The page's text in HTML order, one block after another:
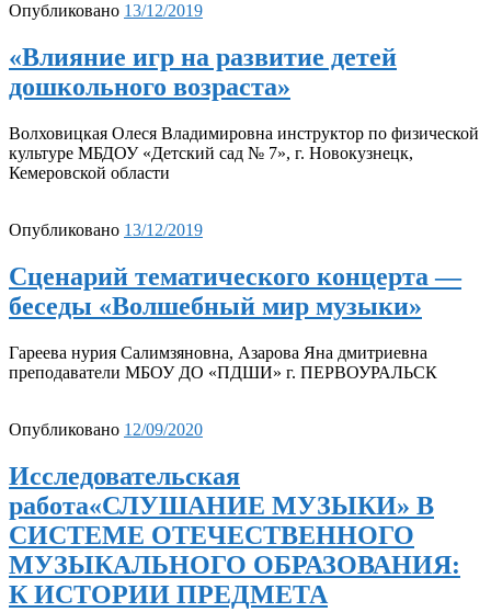
Опубликовано 13/12/2019
«Влияние игр на развитие детей
дошкольного возраста»
Волховицкая Олеся Владимировна инструктор по физической
культуре МБДОУ «Детский сад № 7», г. Новокузнецк,
Кемеровской области
Опубликовано 13/12/2019
Сценарий тематического концерта —
беседы «Волшебный мир музыки»
Гареева нурия Салимзяновна, Азарова Яна дмитриевна
преподаватели МБОУ ДО «ПДШИ» г. ПЕРВОУРАЛЬСК
Опубликовано 12/09/2020
Исследовательская
работа«СЛУШАНИЕ МУЗЫКИ» В
СИСТЕМЕ ОТЕЧЕСТВЕННОГО
МУЗЫКАЛЬНОГО ОБРАЗОВАНИЯ:
К ИСТОРИИ ПРЕДМЕТА